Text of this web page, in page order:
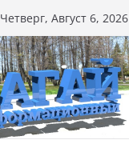
Четверг, Август 6, 2026